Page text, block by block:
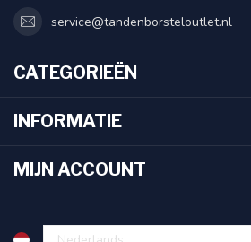
service@tandenborsteloutlet.nl
CATEGORIEËN
INFORMATIE
MIJN ACCOUNT